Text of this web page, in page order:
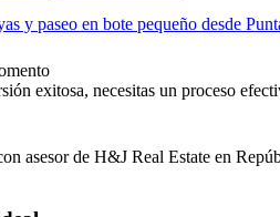
exitosa, necesitas un proceso